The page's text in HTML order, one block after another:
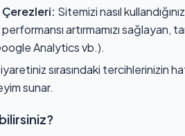
Sitemizi nasıl
artırmamızı sağlayan,
Analytics vb.).
sırasındaki tercihlerinizin
sunar.